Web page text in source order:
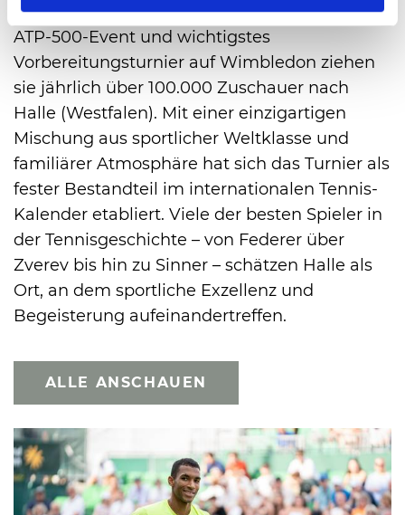
Rasenturnieren der ATP Tour. Als offizielles
ATP-500-Event und wichtigstes
Vorbereitungsturnier auf Wimbledon ziehen
sie jährlich über 100.000 Zuschauer nach
Halle (Westfalen). Mit einer einzigartigen
Mischung aus sportlicher Weltklasse und
familiärer Atmosphäre hat sich das Turnier als
fester Bestandteil im internationalen Tennis-
Kalender etabliert. Viele der besten Spieler in
der Tennisgeschichte – von Federer über
Zverev bis hin zu Sinner – schätzen Halle als
Ort, an dem sportliche Exzellenz und
Begeisterung aufeinandertreffen.
ALLE ANSCHAUEN